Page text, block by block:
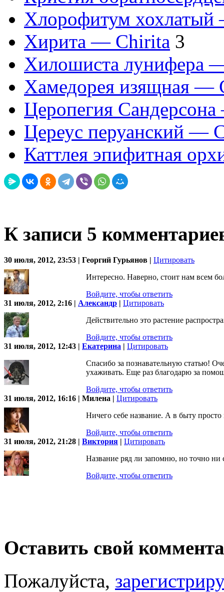
Хлорофитум
Хирита — Chirita 3
Хилошиста лунифера
Хамедорея изящная —
Церопегия
Цереус перуанский —
Каттлея эпифитная
К записи 5
30 июля, 2012, 23:53 | Георгий Гурьянов | Цитировать
Интересно. Наверно, стоит нам всем
Войдите, чтобы ответить
31 июля, 2012, 2:16 | Александр | Цитировать
Действительно это растение
Войдите, чтобы ответить
31 июля, 2012, 12:43 | Екатерина | Цитировать
Спасибо за познавательную статью!
ухаживать. Еще раз благодарю за
Войдите, чтобы ответить
31 июля, 2012, 16:16 | Милена | Цитировать
Ничего себе название. А в быту
Войдите, чтобы ответить
31 июля, 2012, 21:28 | Виктория | Цитировать
Название ряд ли запомню, но точно ни
Войдите, чтобы ответить
Оставить свой
Пожалуйста,